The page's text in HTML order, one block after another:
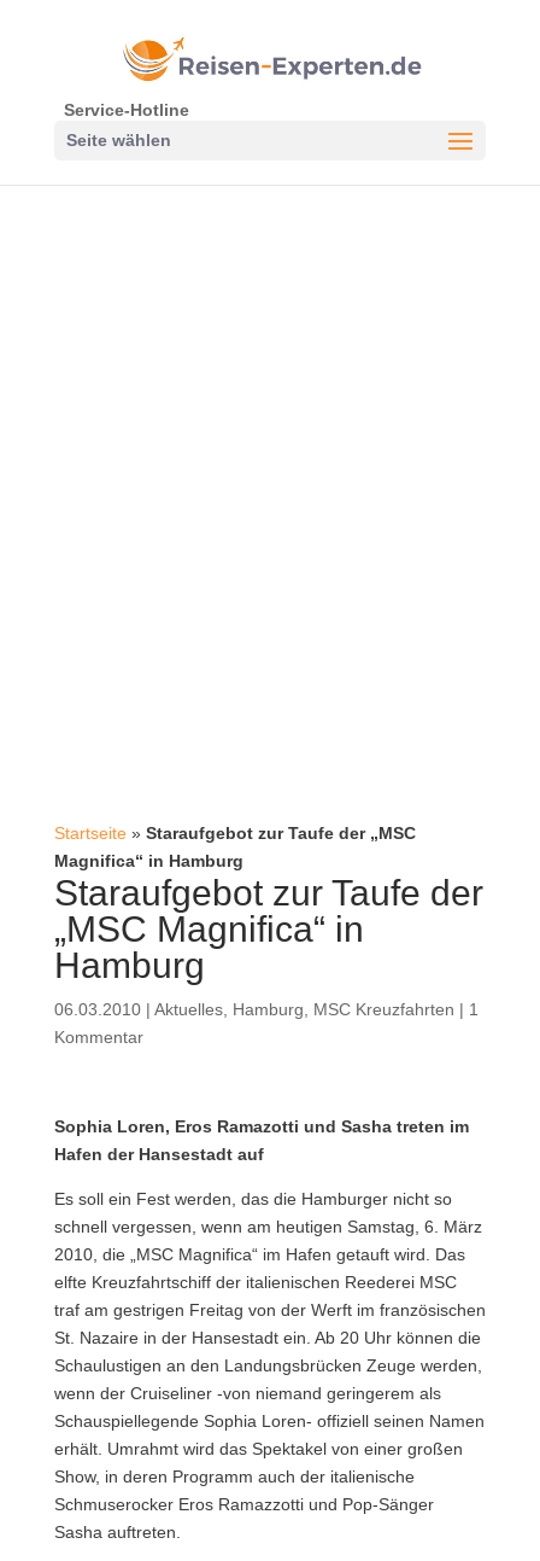
Service-Hotline
Seite wählen
Startseite» Staraufgebot zur Taufe der „MSC
Magnifica“ in Hamburg
Staraufgebot zur Taufe der
„MSC Magnifica“ in
Hamburg
06.03.2010| Aktuelles, Hamburg MSC Kreuzfahrten | 1
Kommentar
Sophia Loren, Eros Ramazotti und Sasha treten im
Hafen der Hansestadt auf
Es soll ein Fest werden, das die Hamburger nicht so
schnell vergessen, wenn am heutigen Samstag, 6. März
2010, die „MSC Magnifica“ im Hafen getauft wird. Das
elfte Kreuzfahrtschiff der italienischen Reederei MSC
traf am gestrigen Freitag von der Werft im französischen
St. Nazaire in der Hansestadt ein. Ab 20 Uhr können die
Schaulustigen an den Landungsbrücken Zeuge werden,
wenn der Cruiseliner -von niemand geringerem als
Schauspiellegende Sophia Loren- offiziell seinen Namen
erhält. Umrahmt wird das Spektakel von einer großen
Show, in deren Programm auch der italienische
Schmuserocker Eros Ramazzotti und Pop-Sänger
Sasha auftreten.